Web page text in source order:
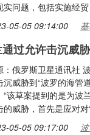
实问题，包括实施经
05-05 09:14:00
过允许击沉威
：俄罗斯卫星通讯社
沉威胁到“波罗的海管
“该草案提到的是为波
的威胁，首先是应对
05-05 09:17:00